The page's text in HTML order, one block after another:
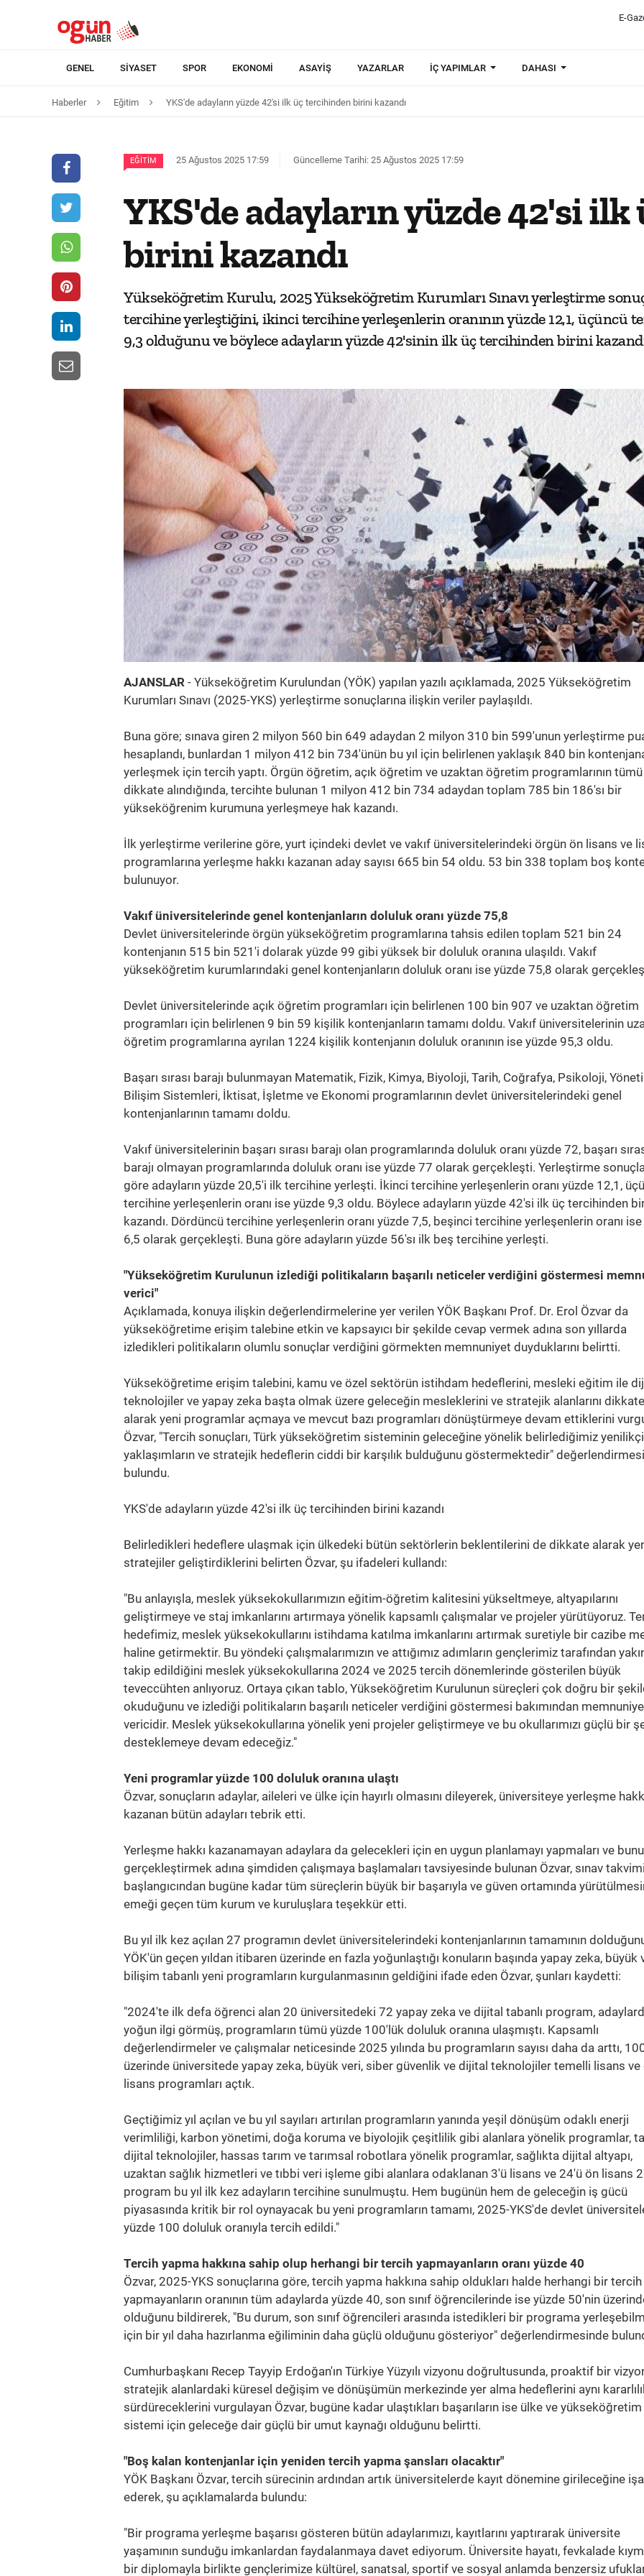
E-
GENEL SIYASET SPOR EKONOMI ASAYIŞ YAZARLAR İÇ YAPIMLAR DAHASI
Haberler Eğitim YKS'de adayların yüzde 42'si ilk üç tercihinden birini kazandı
EĞITIM 25 Ağustos 2025 17:59 Güncelleme Tarihi: 25 Ağustos 2025 17:59
YKS'de adayların yüzde 42'si
birini kazandı
Yükseköğretim Kurulu, 2025 Yükseköğretim Kurumları Sınavı yerleştirme
tercihine yerleştiğini, ikinci tercihine yerleşenlerin oranının yüzde 12,1, üçüncü
9,3 olduğunu ve böylece adayların yüzde 42'sinin ilk üç tercihinden birini
AJANSLAR - Yükseköğretim Kurulundan (YÖK) yapılan yazılı açıklamada, 2025 Yükseköğretim
Kurumları Sınavı (2025-YKS) yerleştirme sonuçlarına ilişkin veriler paylaşıldı.
Buna göre; sınava giren 2 milyon 560 bin 649 adaydan 2 milyon 310 bin 599'unun yerleştirme
hesaplandı, bunlardan 1 milyon 412 bin 734'ünün bu yıl için belirlenen yaklaşık 840 bin
yerleşmek için tercih yaptı. Örgün öğretim, açık öğretim ve uzaktan öğretim programlarının tümü
dikkate alındığında, tercihte bulunan 1 milyon 412 bin 734 adaydan toplam 785 bin 186'sı bir
yükseköğrenim kurumuna yerleşmeye hak kazandı.
İlk yerleştirme verilerine göre, yurt içindeki devlet ve vakıf üniversitelerindeki örgün ön lisans ve
programlarına yerleşme hakkı kazanan aday sayısı 665 bin 54 oldu. 53 bin 338 toplam boş
bulunuyor.
Vakıf üniversitelerinde genel kontenjanların doluluk oranı yüzde 75,8
Devlet üniversitelerinde örgün yükseköğretim programlarına tahsis edilen toplam 521 bin 24
kontenjanın 515 bin 521'i dolarak yüzde 99 gibi yüksek bir doluluk oranına ulaşıldı. Vakıf
yükseköğretim kurumlarındaki genel kontenjanların doluluk oranı ise yüzde 75,8 olarak
Devlet üniversitelerinde açık öğretim programları için belirlenen 100 bin 907 ve uzaktan öğretim
programları için belirlenen 9 bin 59 kişilik kontenjanların tamamı doldu. Vakıf üniversitelerinin
öğretim programlarına ayrılan 1224 kişilik kontenjanın doluluk oranının ise yüzde 95,3 oldu.
Başarı sırası barajı bulunmayan Matematik, Fizik, Kimya, Biyoloji, Tarih, Coğrafya, Psikoloji,
Bilişim Sistemleri, İktisat, İşletme ve Ekonomi programlarının devlet üniversitelerindeki genel
kontenjanlarının tamamı doldu.
Vakıf üniversitelerinin başarı sırası barajı olan programlarında doluluk oranı yüzde 72, başarı
barajı olmayan programlarında doluluk oranı ise yüzde 77 olarak gerçekleşti. Yerleştirme
göre adayların yüzde 20,5'i ilk tercihine yerleşti. İkinci tercihine yerleşenlerin oranı yüzde 12,1,
tercihine yerleşenlerin oranı ise yüzde 9,3 oldu. Böylece adayların yüzde 42'si ilk üç tercihinden
kazandı. Dördüncü tercihine yerleşenlerin oranı yüzde 7,5, beşinci tercihine yerleşenlerin oranı
6,5 olarak gerçekleşti. Buna göre adayların yüzde 56'sı ilk beş tercihine yerleşti.
"Yükseköğretim Kurulunun izlediği politikaların başarılı neticeler verdiğini göstermesi
verici"
Açıklamada, konuya ilişkin değerlendirmelerine yer verilen YÖK Başkanı Prof. Dr. Erol Özvar da
yükseköğretime erişim talebine etkin ve kapsayıcı bir şekilde cevap vermek adına son yıllarda
izledikleri politikaların olumlu sonuçlar verdiğini görmekten memnuniyet duyduklarını belirtti.
Yükseköğretime erişim talebini, kamu ve özel sektörün istihdam hedeflerini, mesleki eğitim ile
teknolojiler ve yapay zeka başta olmak üzere geleceğin mesleklerini ve stratejik alanlarını dikkate
alarak yeni programlar açmaya ve mevcut bazı programları dönüştürmeye devam ettiklerini
Özvar, "Tercih sonuçları, Türk yükseköğretim sisteminin geleceğine yönelik belirlediğimiz yenilikçi
yaklaşımların ve stratejik hedeflerin ciddi bir karşılık bulduğunu göstermektedir"
bulundu.
YKS'de adayların yüzde 42'si ilk üç tercihinden birini kazandı
Belirledikleri hedeflere ulaşmak için ülkedeki bütün sektörlerin beklentilerini de dikkate alarak
stratejiler geliştirdiklerini belirten Özvar, şu ifadeleri kullandı:
"Bu anlayışla, meslek yüksekokullarımızın eğitim-öğretim kalitesini yükseltmeye, altyapılarını
geliştirmeye ve staj imkanlarını artırmaya yönelik kapsamlı çalışmalar ve projeler yürütüyoruz.
hedefimiz, meslek yüksekokullarını istihdama katılma imkanlarını artırmak suretiyle bir cazibe
haline getirmektir. Bu yöndeki çalışmalarımızın ve attığımız adımların gençlerimiz tarafından
takip edildiğini meslek yüksekokullarına 2024 ve 2025 tercih dönemlerinde gösterilen büyük
teveccühten anlıyoruz. Ortaya çıkan tablo, Yükseköğretim Kurulunun süreçleri çok doğru bir
okuduğunu ve izlediği politikaların başarılı neticeler verdiğini göstermesi bakımından
vericidir. Meslek yüksekokullarına yönelik yeni projeler geliştirmeye ve bu okullarımızı güçlü bir
desteklemeye devam edeceğiz."
Yeni programlar yüzde 100 doluluk oranına ulaştı
Özvar, sonuçların adaylar, aileleri ve ülke için hayırlı olmasını dileyerek, üniversiteye yerleşme
kazanan bütün adayları tebrik etti.
Yerleşme hakkı kazanamayan adaylara da gelecekleri için en uygun planlamayı yapmaları ve bunu
gerçekleştirmek adına şimdiden çalışmaya başlamaları tavsiyesinde bulunan Özvar, sınav
başlangıcından bugüne kadar tüm süreçlerin büyük bir başarıyla ve güven ortamında
emeği geçen tüm kurum ve kuruluşlara teşekkür etti.
Bu yıl ilk kez açılan 27 programın devlet üniversitelerindeki kontenjanlarının tamamının
YÖK'ün geçen yıldan itibaren üzerinde en fazla yoğunlaştığı konuların başında yapay zeka, büyük
bilişim tabanlı yeni programların kurgulanmasının geldiğini ifade eden Özvar, şunları kaydetti:
"2024'te ilk defa öğrenci alan 20 üniversitedeki 72 yapay zeka ve dijital tabanlı program,
yoğun ilgi görmüş, programların tümü yüzde 100'lük doluluk oranına ulaşmıştı. Kapsamlı
değerlendirmeler ve çalışmalar neticesinde 2025 yılında bu programların sayısı daha da arttı,
üzerinde üniversitede yapay zeka, büyük veri, siber güvenlik ve dijital teknolojiler temelli lisans ve
lisans programları açtık.
Geçtiğimiz yıl açılan ve bu yıl sayıları artırılan programların yanında yeşil dönüşüm odaklı enerji
verimliliği, karbon yönetimi, doğa koruma ve biyolojik çeşitlilik gibi alanlara yönelik programlar,
dijital teknolojiler, hassas tarım ve tarımsal robotlara yönelik programlar, sağlıkta dijital altyapı,
uzaktan sağlık hizmetleri ve tıbbi veri işleme gibi alanlara odaklanan 3'ü lisans ve 24'ü ön lisans
program bu yıl ilk kez adayların tercihine sunulmuştu. Hem bugünün hem de geleceğin iş gücü
piyasasında kritik bir rol oynayacak bu yeni programların tamamı, 2025-YKS'de devlet
yüzde 100 doluluk oranıyla tercih edildi."
Tercih yapma hakkına sahip olup herhangi bir tercih yapmayanların oranı yüzde 40
Özvar, 2025-YKS sonuçlarına göre, tercih yapma hakkına sahip oldukları halde herhangi bir tercih
yapmayanların oranının tüm adaylarda yüzde 40, son sınıf öğrencilerinde ise yüzde 50'nin
olduğunu bildirerek, "Bu durum, son sınıf öğrencileri arasında istedikleri bir programa
için bir yıl daha hazırlanma eğiliminin daha güçlü olduğunu gösteriyor" değerlendirmesinde
Cumhurbaşkanı Recep Tayyip Erdoğan'ın Türkiye Yüzyılı vizyonu doğrultusunda, proaktif bir
stratejik alanlardaki küresel değişim ve dönüşümün merkezinde yer alma hedeflerini aynı
sürdüreceklerini vurgulayan Özvar, bugüne kadar ulaştıkları başarıların ise ülke ve yükseköğretim
sistemi için geleceğe dair güçlü bir umut kaynağı olduğunu belirtti.
"Boş kalan kontenjanlar için yeniden tercih yapma şansları olacaktır"
YÖK Başkanı Özvar, tercih sürecinin ardından artık üniversitelerde kayıt dönemine girileceğine
ederek, şu açıklamalarda bulundu:
"Bir programa yerleşme başarısı gösteren bütün adaylarımızı, kayıtlarını yaptırarak üniversite
yaşamının sunduğu imkanlardan faydalanmaya davet ediyorum. Üniversite hayatı, fevkalade
bir diplomayla birlikte gençlerimize kültürel, sanatsal, sportif ve sosyal anlamda benzersiz